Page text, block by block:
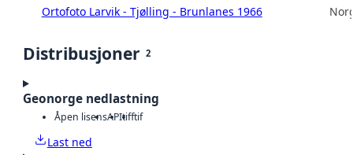
Ortofoto Larvik - Tjølling - Brunlanes 1966
Distribusjoner 2
Geonorge nedlastning
Åpen lisensAPItifftif
Last ned